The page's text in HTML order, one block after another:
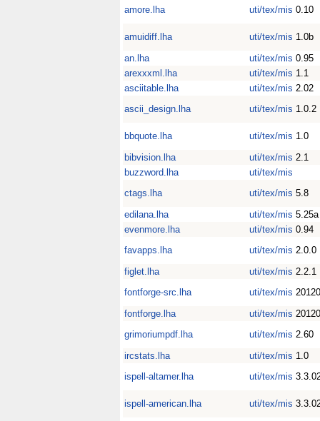
amore.lha
uti/tex/mis 0.10
amuidiff.lha uti/tex/mis 1.0b
an.lha
uti/tex/mis 0.95
arexxxml.lha
uti/tex/mis 1.1
asciitable.lha
uti/tex/mis 2.02
ascii_design.lha
uti/tex/mis 1.0.2
bbquote.lha uti/tex/mis 1.0
bibvision.lha
uti/tex/mis 2.1
buzzword.lha
uti/tex/mis
ctags.lha
uti/tex/mis 5.8
edilana.lha
uti/tex/mis 5.25a
evenmore.lha
uti/tex/mis 0.94
favapps.lha
uti/tex/mis 2.0.0
figlet.lha
uti/tex/mis 2.2.1
fontforge-src.lha
uti/tex/mis
fontforge.lha
uti/tex/mis
grimoriumpdf.lha
uti/tex/mis 2.60
ircstats.lha
uti/tex/mis 1.0
ispell-altamer.lha
uti/tex/mis
ispell-american.lha uti/tex/mis